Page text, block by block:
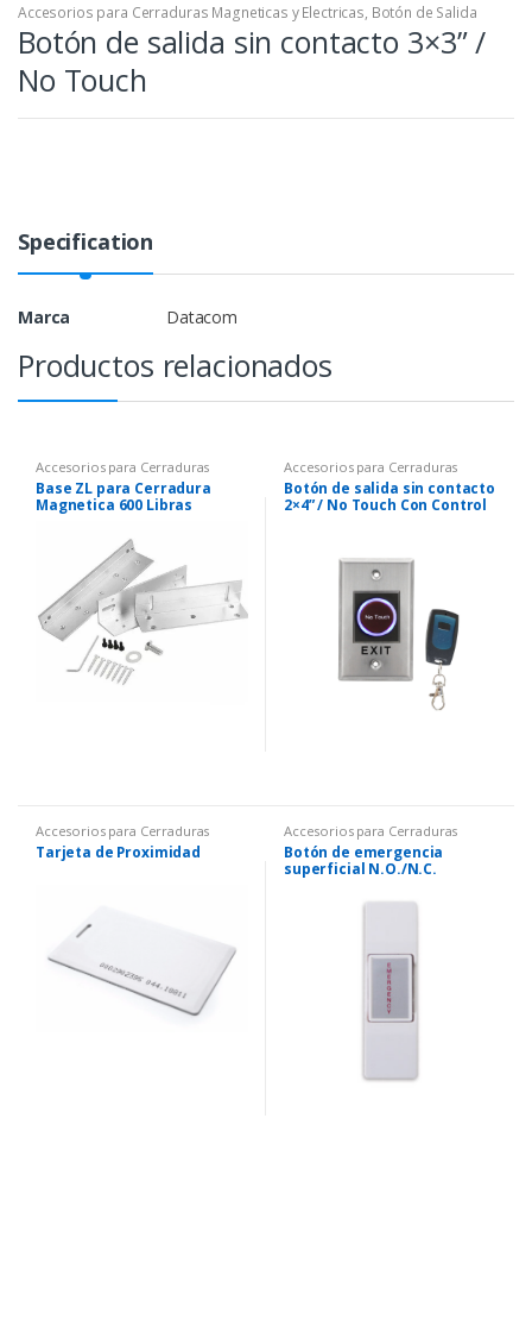
Accesorios para Cerraduras Magneticas y Electricas, Botón de Salida
Botón de salida sin contacto 3×3” /
No Touch
Specification
Marca Datacom
Productos relacionados
Accesorios para Cerraduras
Magneticas y Electricas
Cerraduras Magnetica
Base ZL para Cerradura
Magnetica 600 Libras
Accesorios para Cerraduras
Magneticas y Electricas Botón de
Salida
Botón de salida sin contacto
2×4” / No Touch Con Control
Accesorios para Cerraduras
Magneticas y Electricas ,
Accesorios y Cables
Tarjeta de Proximidad
Accesorios para Cerraduras
Magneticas y Electricas ,Botón de
Salida
Botón de emergencia
superficial N.O./N.C.